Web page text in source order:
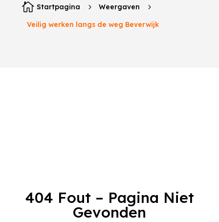
 Startpagina 5 Weergaven
5
Veilig werken langs de weg Beverwijk
404 Fout – Pagina Niet
Gevonden